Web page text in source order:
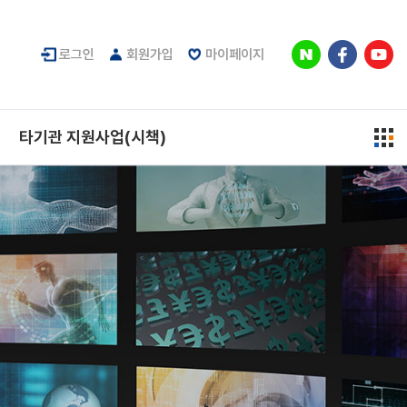
로그인 회원가입 마이페이지
타기관 지원사업(시책)